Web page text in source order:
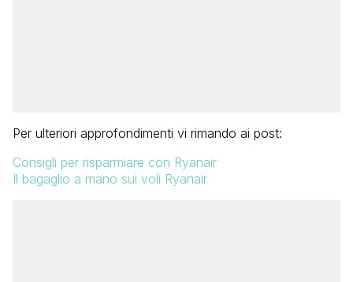
Per ulteriori approfondimenti vi rimando ai post:
Consigli per risparmiare con Ryanair
Il bagaglio a mano sui voli Ryanair